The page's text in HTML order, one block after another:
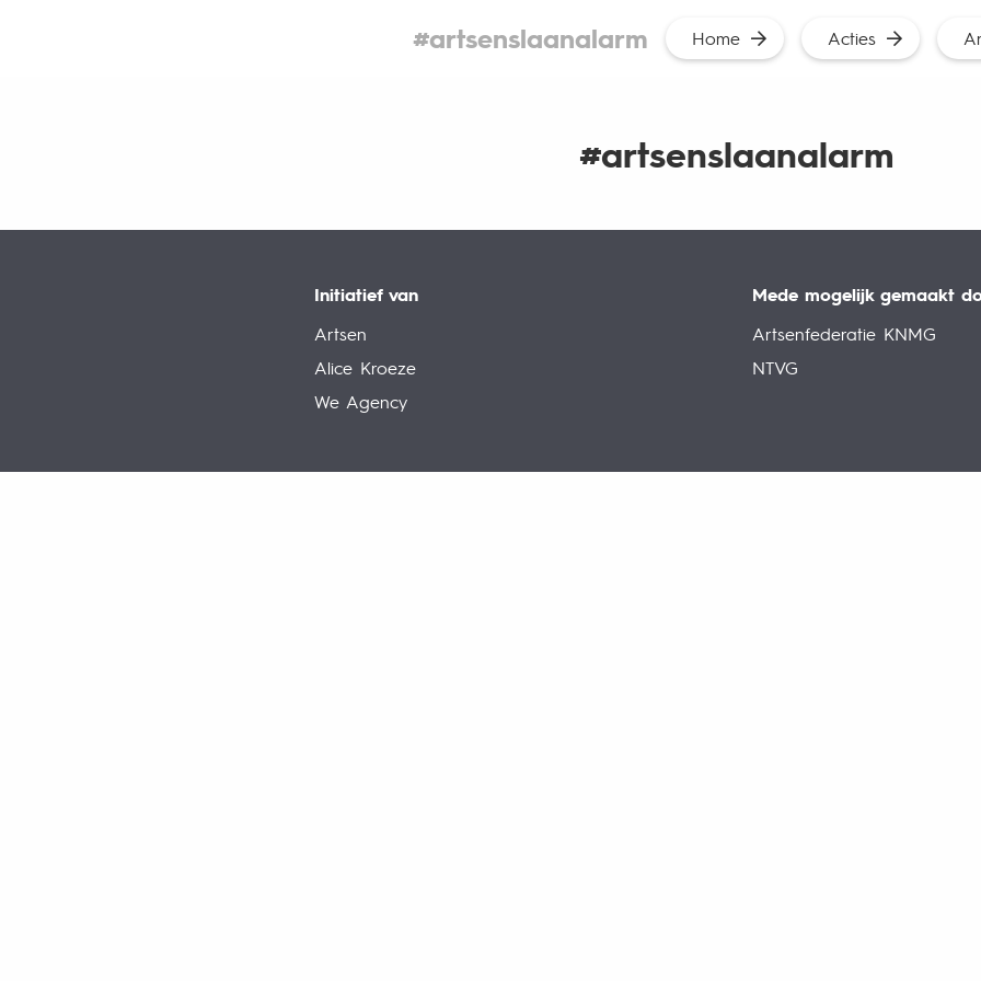
#artsenslaanalarm Home Acties
#artsenslaanalarm
Initiatief van
Artsen
Alice Kroeze
We Agency
Mede mogelijk gemaakt
Artsenfederatie KNMG
NTVG